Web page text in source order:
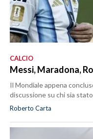
CALCIO
Messi, Maradona,
Il Mondiale appena
discussione su chi sia
Roberto Carta